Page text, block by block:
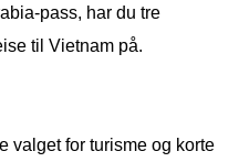
pass, har du tre
til Vietnam på.
valget for turisme og korte